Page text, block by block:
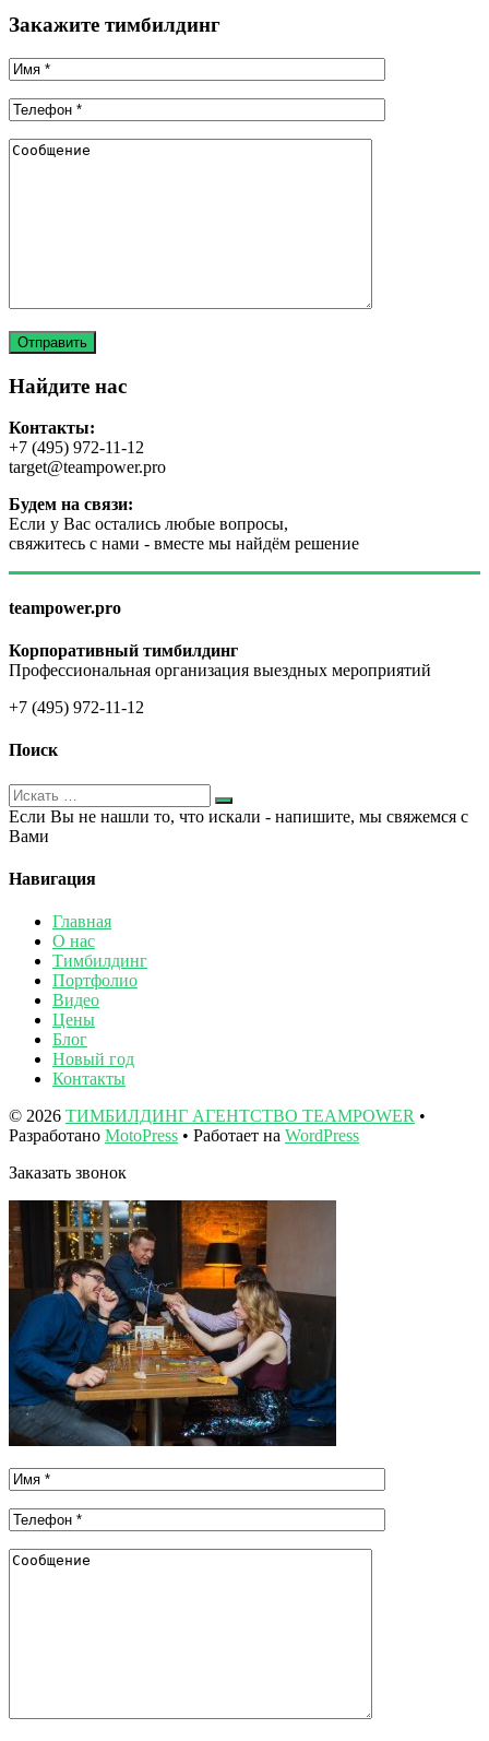
Закажите тимбилдинг
Найдите нас
Контакты:
+7 (495) 972-11-12
target@teampower.pro
Будем на связи:
Если у Вас остались любые вопросы,
свяжитесь с нами - вместе мы найдём решение
teampower.pro
Корпоративный тимбилдинг
Профессиональная организация выездных мероприятий
+7 (495) 972-11-12
Поиск
Если Вы не нашли то, что искали - напишите, мы свяжемся с
Вами
Навигация
Главная
О нас
Тимбилдинг
Портфолио
Видео
Цены
Блог
Новый год
Контакты
© 2026 ТИМБИЛДИНГ АГЕНТСТВО TEAMPOWER •
Разработано MotoPress • Работает на WordPress
Заказать звонок